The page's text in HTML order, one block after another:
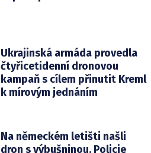
Ukrajinská armáda provedla
čtyřicetidenní dronovou
kampaň s cílem přinutit Kreml
k mírovým jednáním
Na německém letišti našli
dron s výbušninou. Policie